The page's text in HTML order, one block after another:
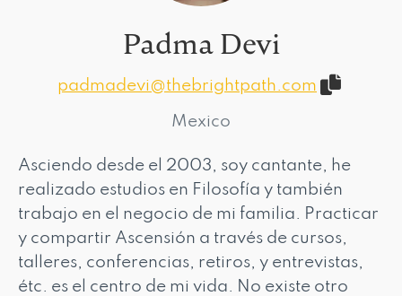
Padma Devi
padmadevi@thebrightpath.com
Mexico
Asciendo desde el 2003, soy cantante, he
realizado estudios en Filosofía y también
trabajo en el negocio de mi familia. Practicar
y compartir Ascensión a través de cursos,
talleres, conferencias, retiros, y entrevistas,
étc. es el centro de mi vida. No existe otro